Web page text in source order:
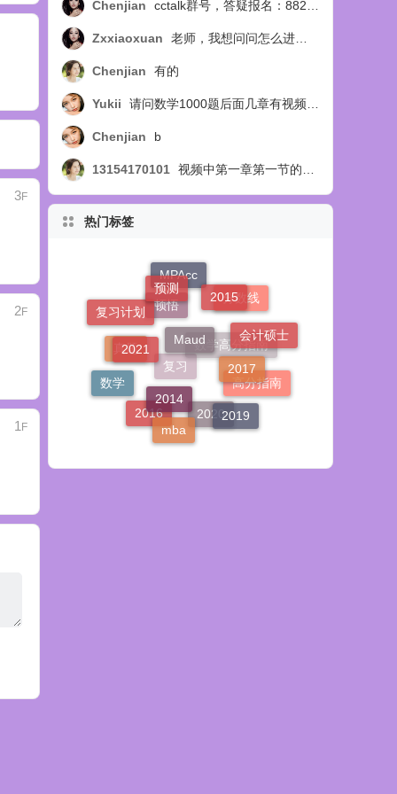
3F
2F
1F
Chenjian cctalk群号，答疑报名：88254218
Zxxiaoxuan 老师，我想问问怎么进答疑群呢？
Chenjian 有的
Yukii 请问数学1000题后面几章有视频讲解吗
Chenjian b
13154170101 视频中第一章第一节的例14题，扩展部分，视频中讲选C，教材中讲选B，个人觉得应该选B，求正确答案，求官方回复！
热门标签
顿悟
MPAcc
分数线
数学高分指南
复习
真题
复习计划
预测
2015
会计硕士
高分指南
2020
2016
数学
2021
Maud
2017
2019
mba
2014